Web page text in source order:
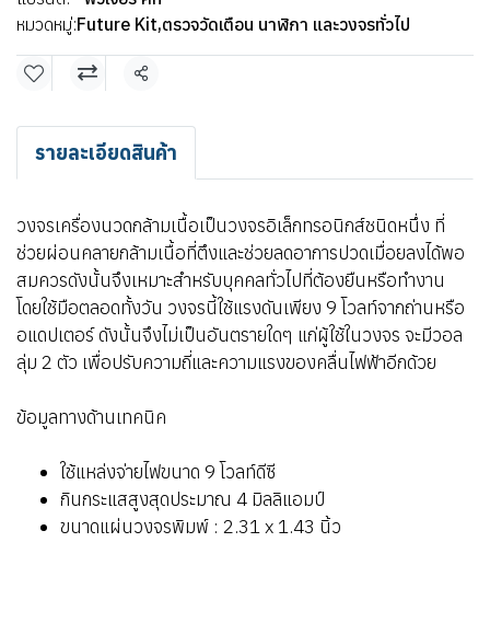
หมวดหมู่:Future Kit,ตรวจวัดเตือน นาฬิกา และวงจรทั่วไป
แชร์
รายละเอียดสินค้า
วงจรเครื่องนวดกล้ามเนื้อเป็นวงจรอิเล็กทรอนิกส์ชนิดหนึ่ง ที่
ช่วยผ่อนคลายกล้ามเนื้อที่ตึงและช่วยลดอาการปวดเมื่อยลงได้พอ
สมควรดังนั้นจึงเหมาะสำหรับบุคคลทั่วไปที่ต้องยืนหรือทำงาน
โดยใช้มือตลอดทั้งวัน วงจรนี้ใช้แรงดันเพียง 9 โวลท์จากถ่านหรือ
อแดปเตอร์ ดังนั้นจึงไม่เป็นอันตรายใดๆ แก่ผู้ใช้ในวงจร จะมีวอล
ลุ่ม 2 ตัว เพื่อปรับความถี่และความแรงของคลื่นไฟฟ้าอีกด้วย
ข้อมูลทางด้านเทคนิค
ใช้แหล่งจ่ายไฟขนาด 9 โวลท์ดีซี
กินกระแสสูงสุดประมาณ 4 มิลลิแอมป์
ขนาดแผ่นวงจรพิมพ์ : 2.31 x 1.43 นิ้ว